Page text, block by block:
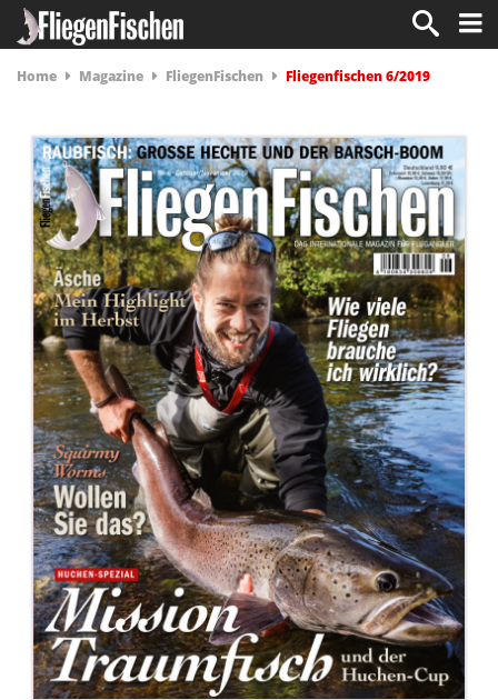
Home Magazine FliegenFischen Fliegenfischen 6/2019